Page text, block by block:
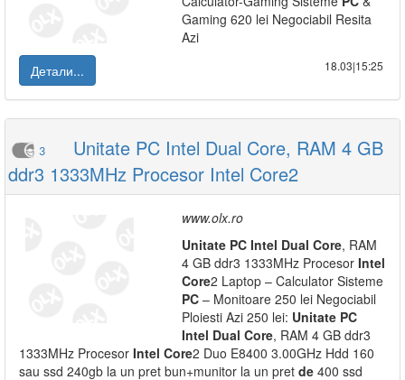
Gaming 620 lei Negociabil Resita
Azi
Детали...
18.03|15:25
3
Unitate PC Intel Dual Core, RAM 4 GB
ddr3 1333MHz Procesor Intel Core2
www.olx.ro
Unitate PC Intel Dual Core, RAM
4 GB ddr3 1333MHz Procesor Intel
Core2 Laptop – Calculator Sisteme
PC – Monitoare 250 lei Negociabil
Ploiesti Azi 250 lei: Unitate PC
Intel Dual Core, RAM 4 GB ddr3
1333MHz Procesor Intel Core2 Duo E8400 3.00GHz Hdd 160
sau ssd 240gb la un pret bun+munitor la un pret de 400 ssd